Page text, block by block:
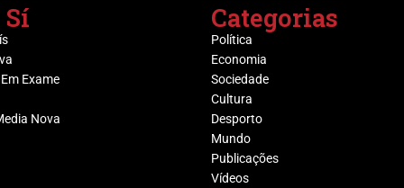
Sí
Exame
Nova
Categorias
Política
Economia
Sociedade
Cultura
Desporto
Mundo
Publicações
Vídeos